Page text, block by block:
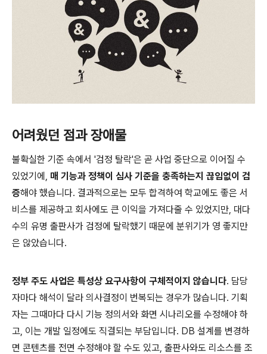
어려웠던 점과 장애물
불확실한 기준 속에서 '검정 탈락'은 곧 사업 중단으로 이어질 수
있었기에, 매 기능과 정책이 심사 기준을 충족하는지 끊임없이 검
증해야 했습니다. 결과적으로는 모두 합격하여 학교에도 좋은 서
비스를 제공하고 회사에도 큰 이익을 가져다줄 수 있었지만, 대다
수의 유명 출판사가 검정에 탈락했기 때문에 분위기가 영 좋지만
은 않았습니다.
정부 주도 사업은 특성상 요구사항이 구체적이지 않습니다. 담당
자마다 해석이 달라 의사결정이 번복되는 경우가 많습니다. 기획
자는 그때마다 다시 기능 정의서와 화면 시나리오를 수정해야 하
고, 이는 개발 일정에도 직결되는 부담입니다. DB 설계를 변경하
면 콘텐츠를 전면 수정해야 할 수도 있고, 출판사와도 리소스를 조